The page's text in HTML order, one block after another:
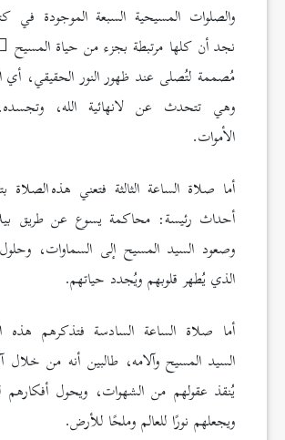
والصلوات المسيحية السبعة الموجودة في
نجد أن كلها مرتبطة بجزء من حياة المسيح
مُصممة لتُصلى عند ظهور النور الحقيقي، أي
وهي تتحدث عن لانهائية الله،
الأموات.
أما صلاة الساعة الثالثة فتعني هذه الصلاة
أحداث رئيسة: محاكمة يسوع عن طريق
وصعود السيد المسيح إلى السماوات،
الذي يُطهر قلوبهم ويُجدد حياتهم.
أما صلاة الساعة السادسة فتذكرهم
السيد المسيح وآلامه، طالبين أنه من خلال
يُنقذ عقولهم من الشهوات، ويحول أفكارهم
ويجعلهم نورًا للعالم وملحًا للأرض.